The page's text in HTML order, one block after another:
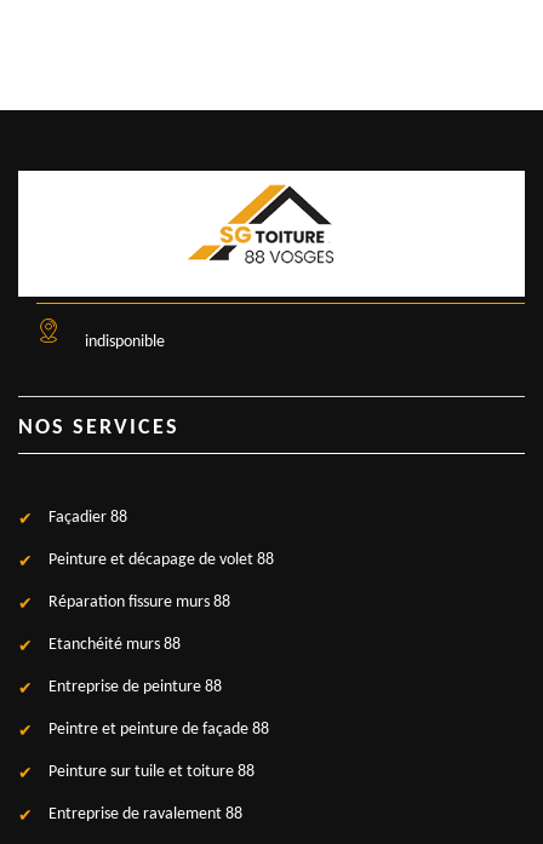
indisponible
NOS SERVICES
Façadier 88
Peinture et décapage de volet 88
Réparation fissure murs 88
Etanchéité murs 88
Entreprise de peinture 88
Peintre et peinture de façade 88
Peinture sur tuile et toiture 88
Entreprise de ravalement 88